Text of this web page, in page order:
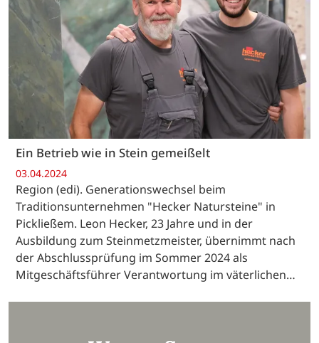
Ein Betrieb wie in Stein gemeißelt
03.04.2024
Region (edi). Generationswechsel beim
Traditionsunternehmen "Hecker Natursteine" in
Pickließem. Leon Hecker, 23 Jahre und in der
Ausbildung zum Steinmetzmeister, übernimmt nach
der Abschlussprüfung im Sommer 2024 als
Mitgeschäftsführer Verantwortung im väterlichen…